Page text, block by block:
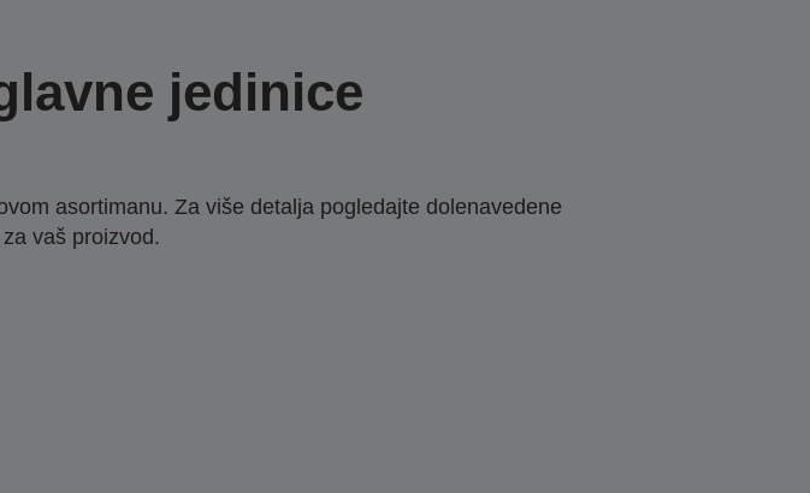
jedinice
asortimanu. Za više detalja pogledajte dolenavedene
vaš proizvod.